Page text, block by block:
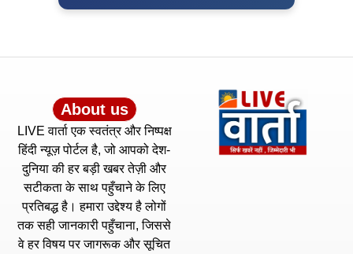
About us
LIVE वार्ता एक स्वतंत्र और निष्पक्ष
हिंदी न्यूज़ पोर्टल है, जो आपको देश-
दुनिया की हर बड़ी खबर तेज़ी और
सटीकता के साथ पहुँचाने के लिए
प्रतिबद्ध है। हमारा उद्देश्य है लोगों
तक सही जानकारी पहुँचाना, जिससे
वे हर विषय पर जागरूक और सूचित